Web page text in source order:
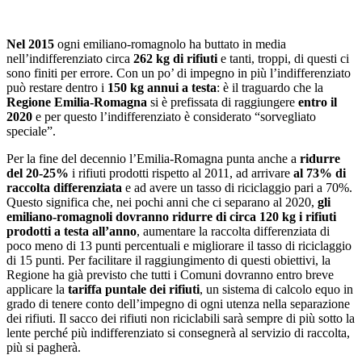
Nel 2015 ogni emiliano-romagnolo ha buttato in media
nell’indifferenziato circa 262 kg di rifiuti e tanti, troppi, di questi ci
sono finiti per errore. Con un po’ di impegno in più l’indifferenziato
può restare dentro i 150 kg annui a testa: è il traguardo che la
Regione Emilia-Romagna si è prefissata di raggiungere entro il
2020 e per questo l’indifferenziato è considerato “sorvegliato
speciale”.
Per la fine del decennio l’Emilia-Romagna punta anche a ridurre
del 20-25% i rifiuti prodotti rispetto al 2011, ad arrivare al 73% di
raccolta differenziata e ad avere un tasso di riciclaggio pari a 70%.
Questo significa che, nei pochi anni che ci separano al 2020, gli
emiliano-romagnoli dovranno ridurre di circa 120 kg i rifiuti
prodotti a testa all’anno, aumentare la raccolta differenziata di
poco meno di 13 punti percentuali e migliorare il tasso di riciclaggio
di 15 punti. Per facilitare il raggiungimento di questi obiettivi, la
Regione ha già previsto che tutti i Comuni dovranno entro breve
applicare la tariffa puntale dei rifiuti, un sistema di calcolo equo in
grado di tenere conto dell’impegno di ogni utenza nella separazione
dei rifiuti. Il sacco dei rifiuti non riciclabili sarà sempre di più sotto la
lente perché più indifferenziato si consegnerà al servizio di raccolta,
più si pagherà.